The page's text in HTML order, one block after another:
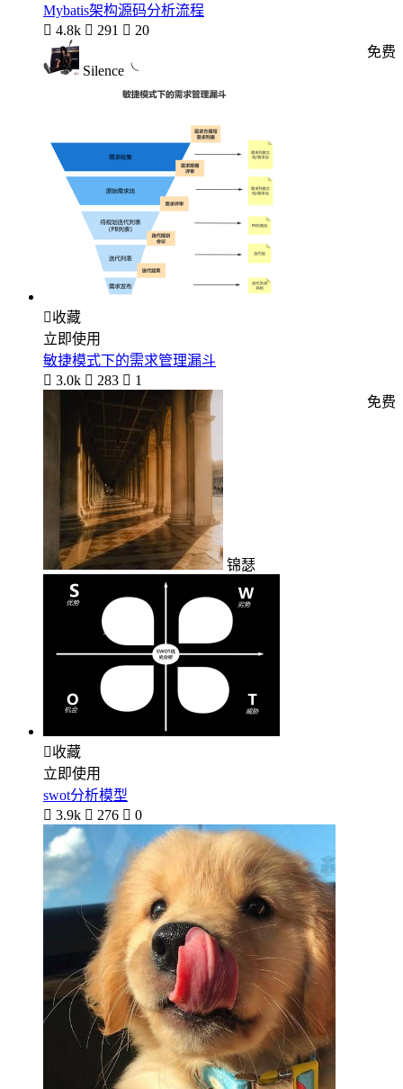
Mybatis架构源码分析流程
 4.8k  291  20
Silence╰
免费
收藏
立即使用
敏捷模式下的需求管理漏斗
 3.0k  283  1
锦瑟
免费
收藏
立即使用
swot分析模型
 3.9k  276  0